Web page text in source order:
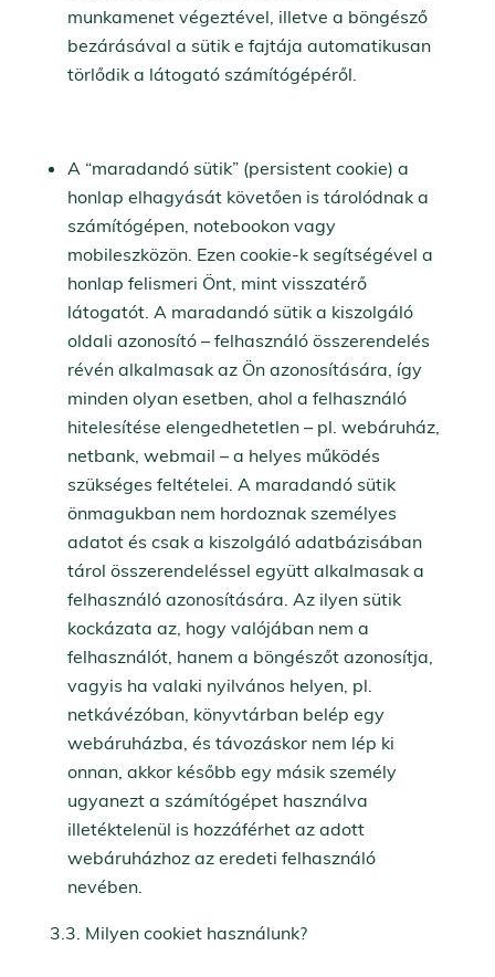
munkamenet végeztével, illetve a böngésző
bezárásával a sütik e fajtája automatikusan
törlődik a látogató számítógépéről.
A “maradandó sütik” (persistent cookie) a
honlap elhagyását követően is tárolódnak a
számítógépen, notebookon vagy
mobileszközön. Ezen cookie-k segítségével a
honlap felismeri Önt, mint visszatérő
látogatót. A maradandó sütik a kiszolgáló
oldali azonosító – felhasználó összerendelés
révén alkalmasak az Ön azonosítására, így
minden olyan esetben, ahol a felhasználó
hitelesítése elengedhetetlen – pl. webáruház,
netbank, webmail – a helyes működés
szükséges feltételei. A maradandó sütik
önmagukban nem hordoznak személyes
adatot és csak a kiszolgáló adatbázisában
tárol összerendeléssel együtt alkalmasak a
felhasználó azonosítására. Az ilyen sütik
kockázata az, hogy valójában nem a
felhasználót, hanem a böngészőt azonosítja,
vagyis ha valaki nyilvános helyen, pl.
netkávézóban, könyvtárban belép egy
webáruházba, és távozáskor nem lép ki
onnan, akkor később egy másik személy
ugyanezt a számítógépet használva
illetéktelenül is hozzáférhet az adott
webáruházhoz az eredeti felhasználó
nevében.
3.3. Milyen cookiet használunk?